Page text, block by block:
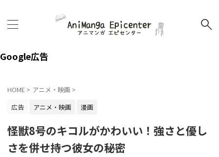
Google広告
HOME > アニメ・映画 >
広告
アニメ・映画 漫画
怪獣8号のキコルがかわいい！強さと優し
さを併せ持つ彼女の秘密